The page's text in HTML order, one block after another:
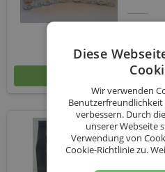
In den
Pesto
Diese
Wir verwenden
Benutzerfreundlichkeit
verbessern. Durch
unserer Webseite
Verwendung von
Cookie-Richtlinie zu.